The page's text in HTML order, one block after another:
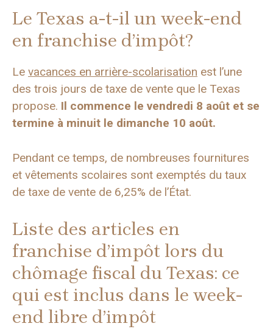
Le Texas a-t-il un week-end
en franchise d’impôt?
Le vacances en arrière-scolarisation est l’une
des trois jours de taxe de vente que le Texas
propose. Il commence le vendredi 8 août et se
termine à minuit le dimanche 10 août.
Pendant ce temps, de nombreuses fournitures
et vêtements scolaires sont exemptés du taux
de taxe de vente de 6,25% de l’État.
Liste des articles en
franchise d’impôt lors du
chômage fiscal du Texas: ce
qui est inclus dans le week-
end libre d’impôt